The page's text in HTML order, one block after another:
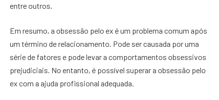
entre outros.
Em resumo, a obsessão pelo ex é um problema comum após
um término de relacionamento. Pode ser causada por uma
série de fatores e pode levar a comportamentos obsessivos
prejudiciais. No entanto, é possível superar a obsessão pelo
ex com a ajuda profissional adequada.